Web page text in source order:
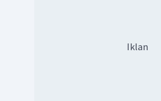
Iklan